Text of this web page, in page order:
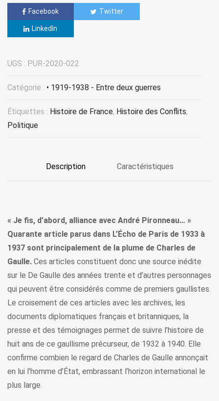
Facebook Twitter
LinkedIn
UGS : PUR-2020-022
Catégorie : • 1919-1938 - Entre deux guerres
Étiquettes : Histoire de France, Histoire des Conflits,
Politique
Description Caractéristiques
« Je fis, d’abord, alliance avec André Pironneau… »
Quarante article parus dans L’Écho de Paris de 1933 à
1937 sont principalement de la plume de Charles de
Gaulle. Ces articles constituent donc une source inédite
sur le De Gaulle des années trente et d’autres personnages
qui peuvent être considérés comme de premiers gaullistes.
Le croisement de ces articles avec les archives, les
documents diplomatiques français et britanniques, la
presse et des témoignages permet de suivre l’histoire de
huit ans de ce gaullisme précurseur, de 1932 à 1940. Elle
confirme combien le regard de Charles de Gaulle annonçait
en lui l’homme d’État, embrassant l’horizon international le
plus large.